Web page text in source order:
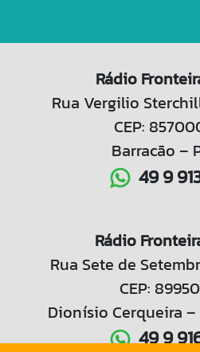
Rádio
Rua Vergilio
CEP:
Barracão –
49 9
Rádio
Rua Sete de
CEP:
Dionísio Cerqueira
49 9